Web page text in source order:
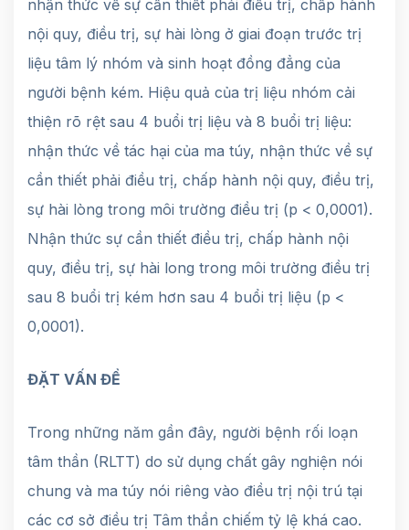
nhận thức về sự cần thiết phải điều trị, chấp hành
nội quy, điều trị, sự hài lòng ở giai đoạn trước trị
liệu tâm lý nhóm và sinh hoạt đồng đẳng của
người bệnh kém. Hiệu quả của trị liệu nhóm cải
thiện rõ rệt sau 4 buổi trị liệu và 8 buổi trị liệu:
nhận thức về tác hại của ma túy, nhận thức về sự
cần thiết phải điều trị, chấp hành nội quy, điều trị,
sự hài lòng trong môi trường điều trị (p < 0,0001).
Nhận thức sự cần thiết điều trị, chấp hành nội
quy, điều trị, sự hài long trong môi trường điều trị
sau 8 buổi trị kém hơn sau 4 buổi trị liệu (p <
0,0001).
ĐẶT VẤN ĐỀ
Trong những năm gần đây, người bệnh rối loạn
tâm thần (RLTT) do sử dụng chất gây nghiện nói
chung và ma túy nói riêng vào điều trị nội trú tại
các cơ sở điều trị Tâm thần chiếm tỷ lệ khá cao.